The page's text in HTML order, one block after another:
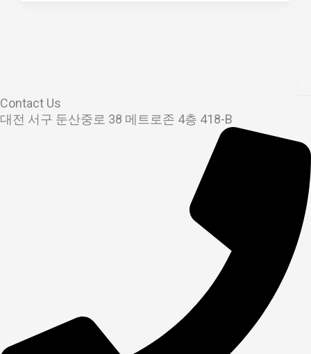
Contact Us
대전 서구 둔산중로 38 메트로존 4층 418-B